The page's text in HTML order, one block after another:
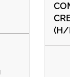
(H/